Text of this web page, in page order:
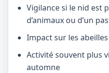
Vigilance si le nid est
d’animaux ou d’un
Impact sur les
Activité souvent plus
automne